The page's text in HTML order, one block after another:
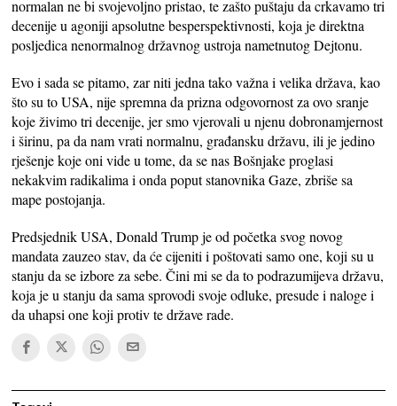
normalan ne bi svojevoljno pristao, te zašto puštaju da crkavamo tri
decenije u agoniji apsolutne besperspektivnosti, koja je direktna
posljedica nenormalnog državnog ustroja nametnutog Dejtonu.
Evo i sada se pitamo, zar niti jedna tako važna i velika država, kao
što su to USA, nije spremna da prizna odgovornost za ovo sranje
koje živimo tri decenije, jer smo vjerovali u njenu dobronamjernost
i širinu, pa da nam vrati normalnu, građansku državu, ili je jedino
rješenje koje oni vide u tome, da se nas Bošnjake proglasi
nekakvim radikalima i onda poput stanovnika Gaze, zbriše sa
mape postojanja.
Predsjednik USA, Donald Trump je od početka svog novog
mandata zauzeo stav, da će cijeniti i poštovati samo one, koji su u
stanju da se izbore za sebe. Čini mi se da to podrazumijeva državu,
koja je u stanju da sama sprovodi svoje odluke, presude i naloge i
da uhapsi one koji protiv te države rade.